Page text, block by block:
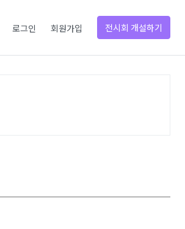
로그인 회원가입 전시회 개설하기